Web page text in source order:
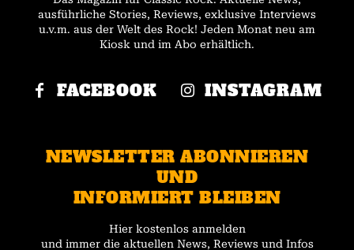
ausführliche Stories, Reviews, exklusive Interviews
u.v.m. aus der Welt des Rock! Jeden Monat neu am
Kiosk und im Abo erhältlich.
FACEBOOK INSTAGRAM
NEWSLETTER ABONNIEREN
UND
INFORMIERT BLEIBEN
Hier kostenlos anmelden
und immer die aktuellen News, Reviews und Infos